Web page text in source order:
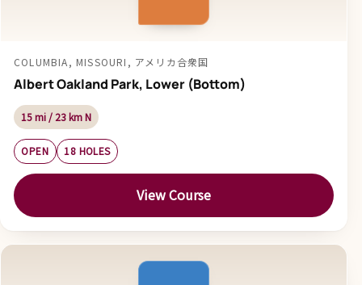
COLUMBIA, MISSOURI, アメリカ合衆国
Albert Oakland Park, Lower (Bottom)
15 mi / 23 km N
OPEN 18 HOLES
View Course